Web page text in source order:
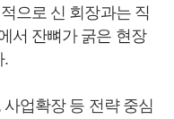
으로 신 회장과는 직
서 잔뼈가 굵은 현장
.
업확장 등 전략 중심